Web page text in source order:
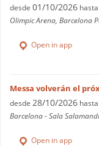
desde 01/10/2026 hasta
Olimpic Arena, Barcelona
Open in app
Messa volverán el
desde 28/10/2026 hasta
Barcelona - Sala
Open in app